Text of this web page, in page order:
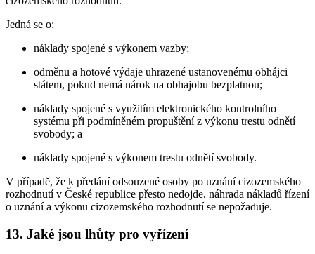
Jedná se o:
náklady spojené s výkonem vazby;
odměnu a hotové výdaje uhrazené ustanovenému obhájci
státem, pokud nemá nárok na obhajobu bezplatnou;
náklady spojené s využitím elektronického kontrolního
systému při podmíněném propuštění z výkonu trestu odnětí
svobody; a
náklady spojené s výkonem trestu odnětí svobody.
V případě, že k předání odsouzené osoby po uznání cizozemského
rozhodnutí v České republice přesto nedojde, náhrada nákladů řízení
o uznání a výkonu cizozemského rozhodnutí se nepožaduje.
13. Jaké jsou lhůty pro vyřízení